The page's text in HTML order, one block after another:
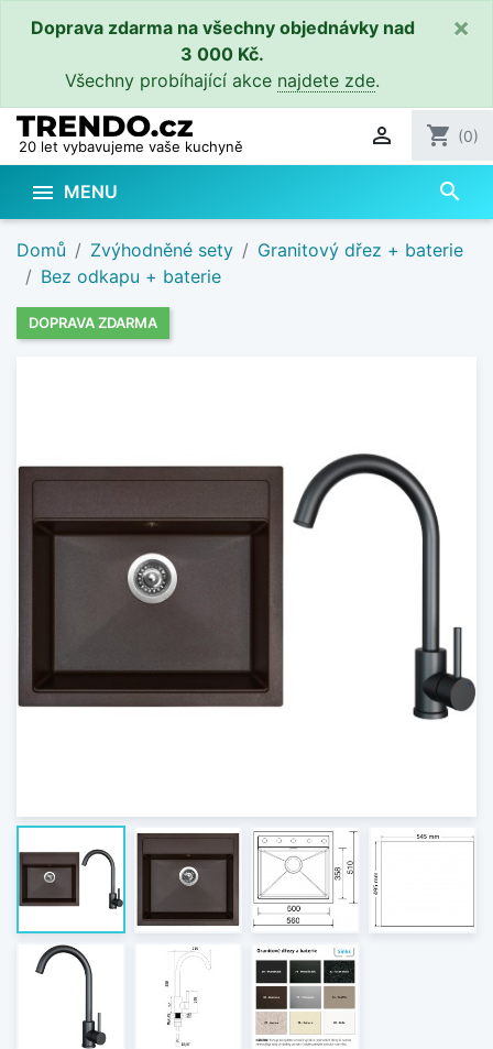
Doprava zdarma na všechny objednávky nad
3 000 Kč.
Všechny probíhající akce najdete zde.
×
20 let vybavujeme vaše kuchyně  shopping_cart (0)
 MENU search
Domů Zvýhodněné sety
Granitový dřez + baterie
Bez odkapu + baterie
DOPRAVA ZDARMA